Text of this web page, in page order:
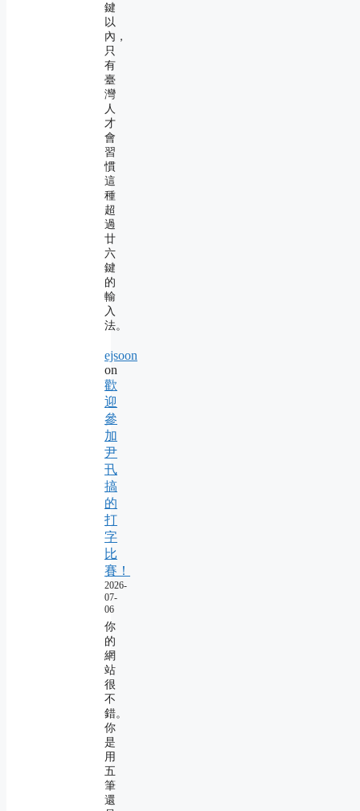
鍵
以
內，
只
有
臺
灣
人
才
會
習
慣
這
種
超
過
廿
六
鍵
的
輸
入
法。
ejsoon
on
歡
迎
參
加
尹
卂
搞
的
打
字
比
賽！
2026-
07-
06
你
的
網
站
很
不
錯。
你
是
用
五
筆
還